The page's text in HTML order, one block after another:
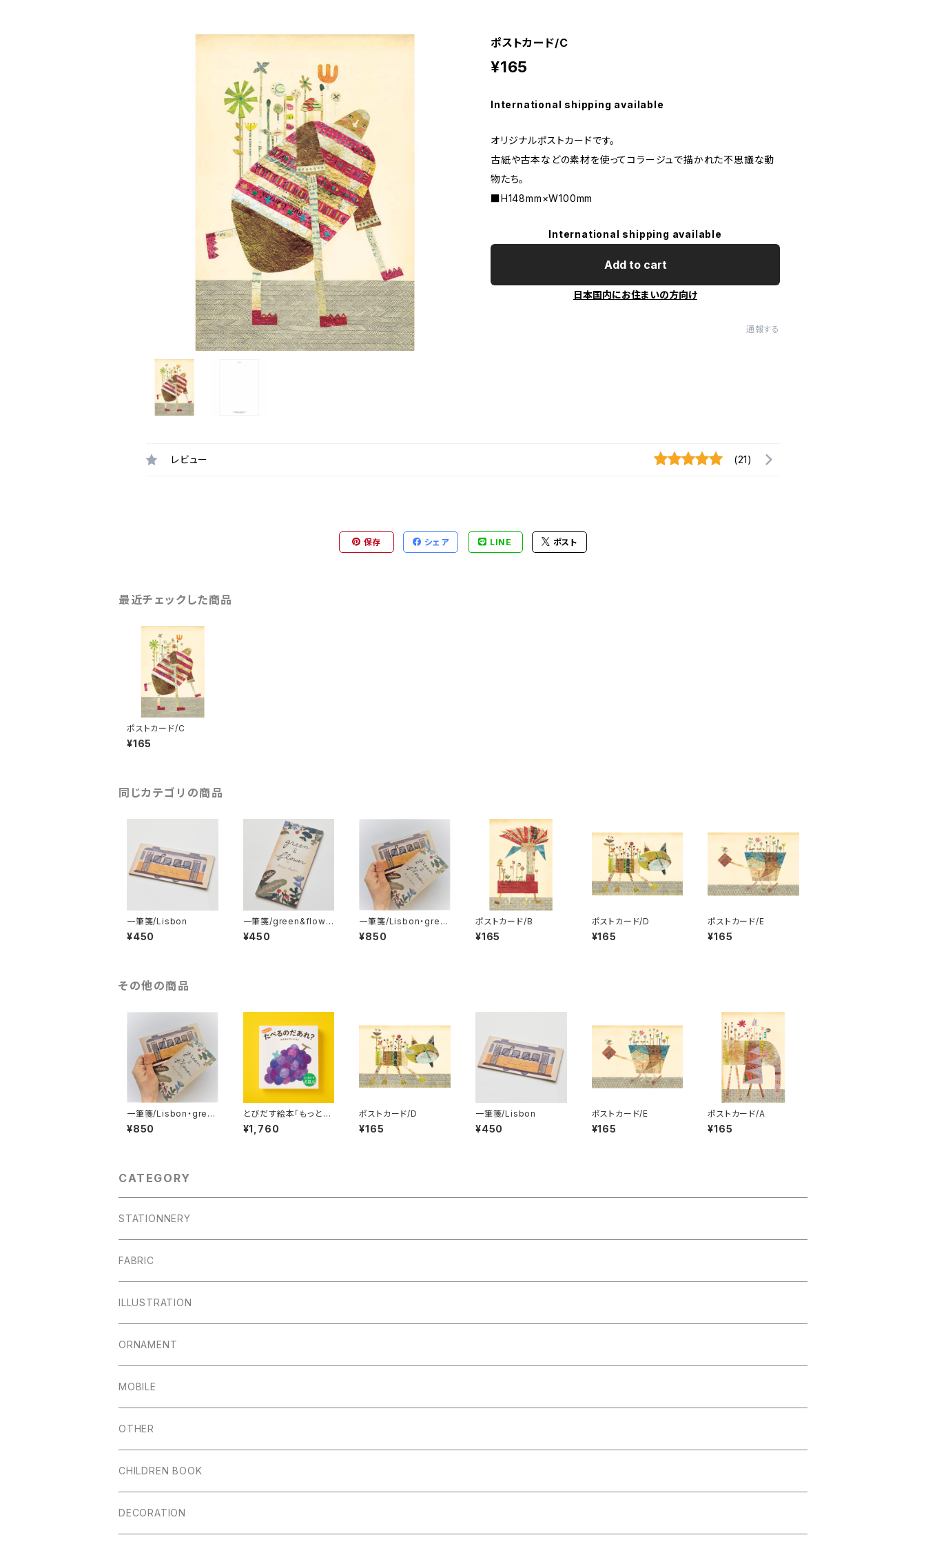
ポストカード/C
¥165
International shipping available
オリジナルポストカードです。
古紙や古本などの素材を使ってコラージュで描かれた不思議な動
物たち。
■H148mm×W100mm
International shipping available
Add to cart
日本国内にお住まいの方向け
通報する
レビュー (21)
保存 シェア LINE ポスト
最近チェックした商品
ポストカード/C
¥165
同じカテゴリの商品
一筆箋/Lisbon
¥450
一筆箋/green&flowe
r¥450
一筆箋/Lisbon・gree
n&flower 2冊セット
¥850
ポストカード/B
¥165
ポストカード/D
¥165
ポストカード/E
¥165
その他の商品
一筆箋/Lisbon・gree
n&flower 2冊セット
¥850
とびだす絵本「もっとも
っとたべるのだあれ？」
¥1,760
ポストカード/D
¥165
一筆箋/Lisbon
¥450
ポストカード/E
¥165
ポストカード/A
¥165
CATEGORY
STATIONNERY
FABRIC
ILLUSTRATION
ORNAMENT
MOBILE
OTHER
CHILDREN BOOK
DECORATION